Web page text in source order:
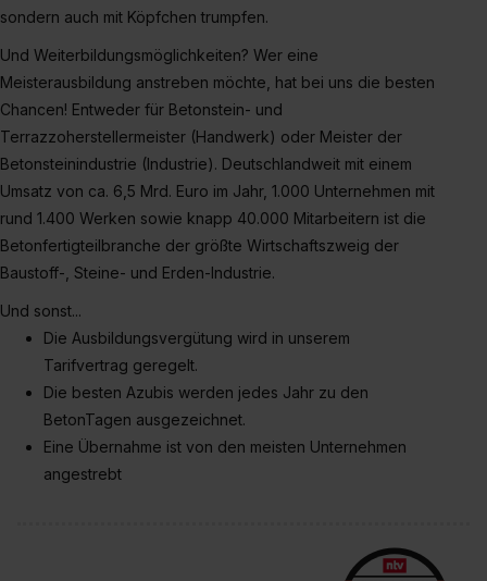
sondern auch mit Köpfchen trumpfen.
Und Weiterbildungsmöglichkeiten? Wer eine
Meisterausbildung anstreben möchte, hat bei uns die besten
Chancen! Entweder für Betonstein- und
Terrazzoherstellermeister (Handwerk) oder Meister der
Betonsteinindustrie (Industrie). Deutschlandweit mit einem
Umsatz von ca. 6,5 Mrd. Euro im Jahr, 1.000 Unternehmen mit
rund 1.400 Werken sowie knapp 40.000 Mitarbeitern ist die
Betonfertigteilbranche der größte Wirtschaftszweig der
Baustoff-, Steine- und Erden-Industrie.
Und sonst...
Die Ausbildungsvergütung wird in unserem
Tarifvertrag geregelt.
Die besten Azubis werden jedes Jahr zu den
BetonTagen ausgezeichnet.
Eine Übernahme ist von den meisten Unternehmen
angestrebt